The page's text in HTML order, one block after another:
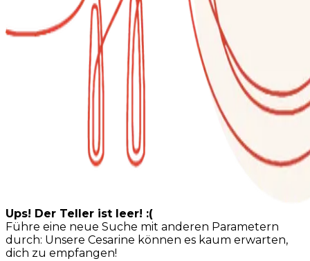
Ups! Der Teller ist leer! :(
Führe eine neue Suche mit anderen Parametern
durch: Unsere Cesarine können es kaum erwarten,
dich zu empfangen!